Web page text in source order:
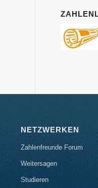
NETZWERKEN
Zahlenfreunde Forum
Weitersagen
Studieren